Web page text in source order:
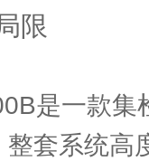
限
是一款集
套系统高